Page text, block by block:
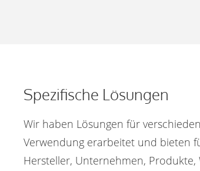
Spezifische Lösungen
Wir haben Lösungen für
Verwendung erarbeitet und bieten
Hersteller, Unternehmen,